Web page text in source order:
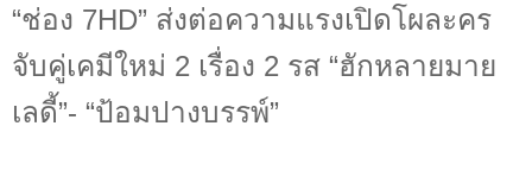
“ช่อง 7HD” ส่งต่อความแรงเปิดโผละคร
จับคู่เคมีใหม่ 2 เรื่อง 2 รส “ฮักหลายมาย
เลดี้”- “ป้อมปางบรรพ์”